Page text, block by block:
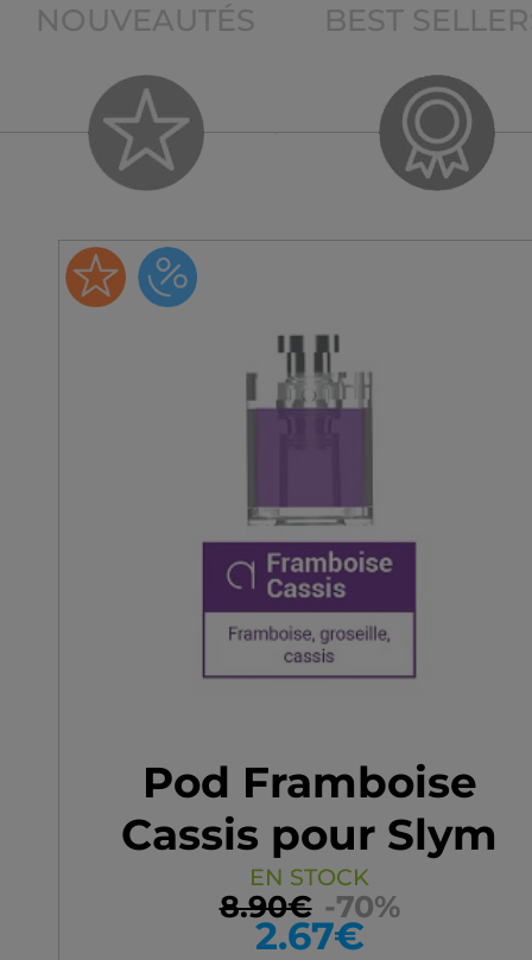
NOUVEAUTÉS BEST
Pod Framboise
Cassis pour Slym
par 3
EN STOCK
8.90€ -70%
2.67€